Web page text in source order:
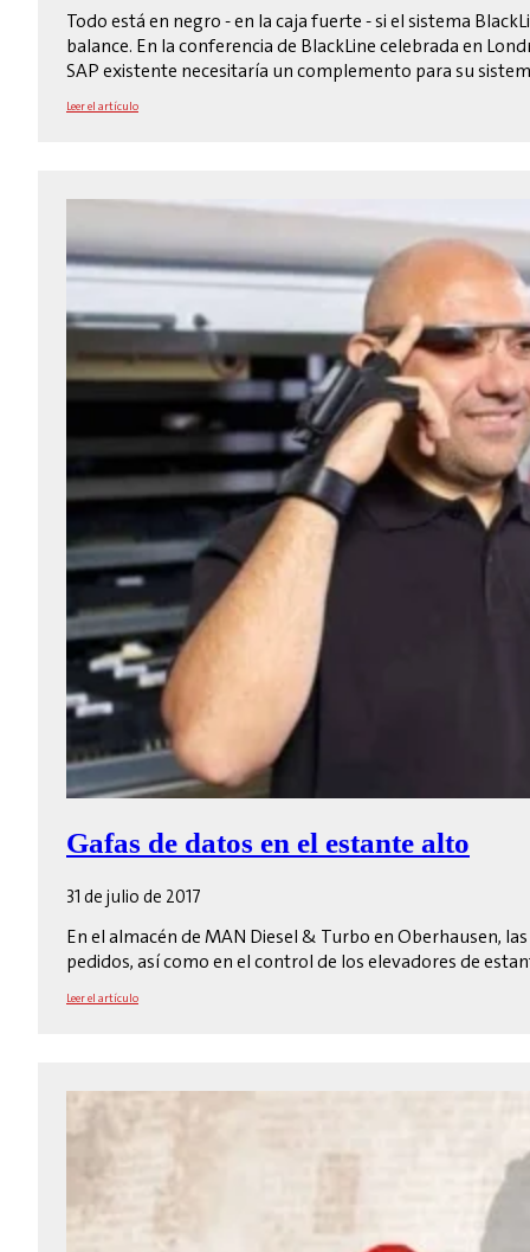
Todo está en negro - en la caja fuerte - si el sistema
balance. En la conferencia de BlackLine celebrada en
SAP existente necesitaría un complemento para su
Leer el artículo
Gafas de datos en el estante alto
31 de julio de 2017
En el almacén de MAN Diesel & Turbo en Oberhausen,
pedidos, así como en el control de los elevadores de
Leer el artículo